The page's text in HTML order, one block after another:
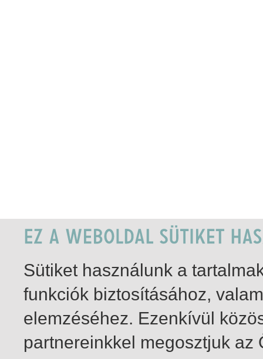
Sütiket használunk a
funkciók biztosításához,
elemzéséhez. Ezenkívül
partnereinkkel megosztjuk